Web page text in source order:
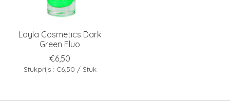
Layla Cosmetics Dark
Green Fluo
€6,50
Stukprijs : €6,50 / Stuk